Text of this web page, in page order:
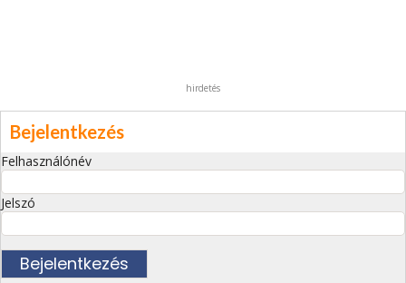
hirdetés
Bejelentkezés
Felhasználónév
Jelszó